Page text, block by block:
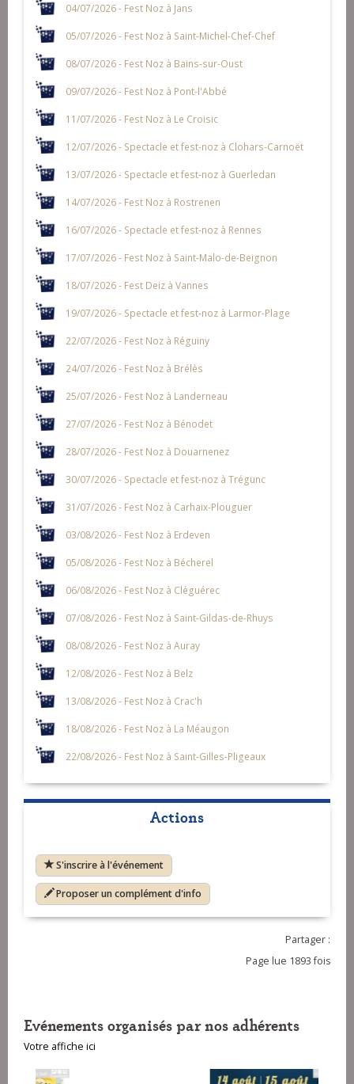
04/07/2026 - Fest Noz à Jans
05/07/2026 - Fest Noz à Saint-Michel-Chef-Chef
08/07/2026 - Fest Noz à Bains-sur-Oust
09/07/2026 - Fest Noz à Pont-l'Abbé
11/07/2026 - Fest Noz à Le Croisic
12/07/2026 - Spectacle et fest-noz à Clohars-Carnoët
13/07/2026 - Spectacle et fest-noz à Guerledan
14/07/2026 - Fest Noz à Rostrenen
16/07/2026 - Spectacle et fest-noz à Rennes
17/07/2026 - Fest Noz à Saint-Malo-de-Beignon
18/07/2026 - Fest Deiz à Vannes
19/07/2026 - Spectacle et fest-noz à Larmor-Plage
22/07/2026 - Fest Noz à Réguiny
24/07/2026 - Fest Noz à Brélès
25/07/2026 - Fest Noz à Landerneau
27/07/2026 - Fest Noz à Bénodet
28/07/2026 - Fest Noz à Douarnenez
30/07/2026 - Spectacle et fest-noz à Trégunc
31/07/2026 - Fest Noz à Carhaix-Plouguer
03/08/2026 - Fest Noz à Erdeven
05/08/2026 - Fest Noz à Bécherel
06/08/2026 - Fest Noz à Cléguérec
07/08/2026 - Fest Noz à Saint-Gildas-de-Rhuys
08/08/2026 - Fest Noz à Auray
12/08/2026 - Fest Noz à Belz
13/08/2026 - Fest Noz à Crac'h
18/08/2026 - Fest Noz à La Méaugon
22/08/2026 - Fest Noz à Saint-Gilles-Pligeaux
Actions
S'inscrire à l'événement
Proposer un complément d'info
Partager :
Page lue 1893 fois
Evénements organisés par nos adhérents
Votre affiche ici